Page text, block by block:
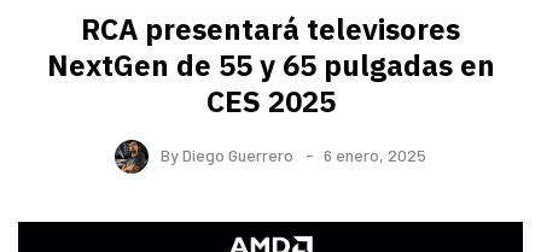
RCA presentará televisores
NextGen de 55 y 65 pulgadas en
CES 2025
ByDiego Guerrero 6 enero, 2025